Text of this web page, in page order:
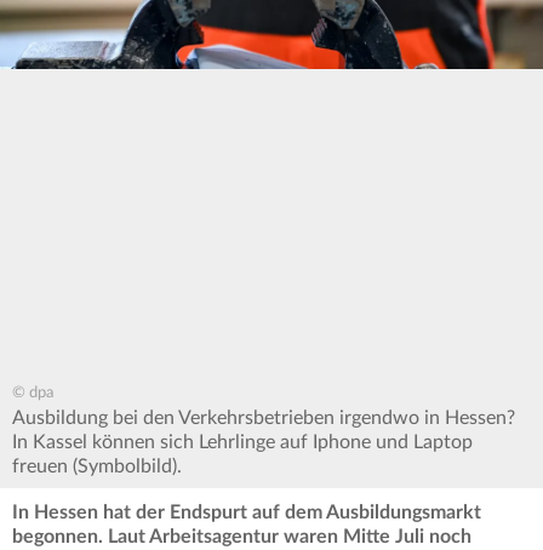
© dpa
Ausbildung bei den Verkehrsbetrieben irgendwo in Hessen?
In Kassel können sich Lehrlinge auf Iphone und Laptop
freuen (Symbolbild).
In Hessen hat der Endspurt auf dem Ausbildungsmarkt
begonnen. Laut Arbeitsagentur waren Mitte Juli noch